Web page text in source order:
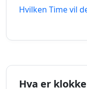
timer
Hvilken Time vil
Hva er